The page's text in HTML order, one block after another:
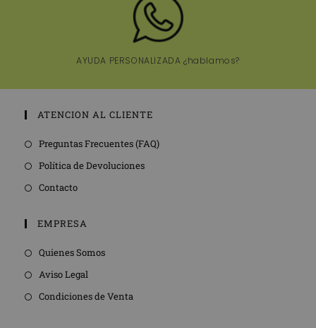
AYUDA PERSONALIZADA ¿hablamos?
ATENCION AL CLIENTE
Preguntas Frecuentes (FAQ)
Política de Devoluciones
Contacto
EMPRESA
Quienes Somos
Aviso Legal
Condiciones de Venta